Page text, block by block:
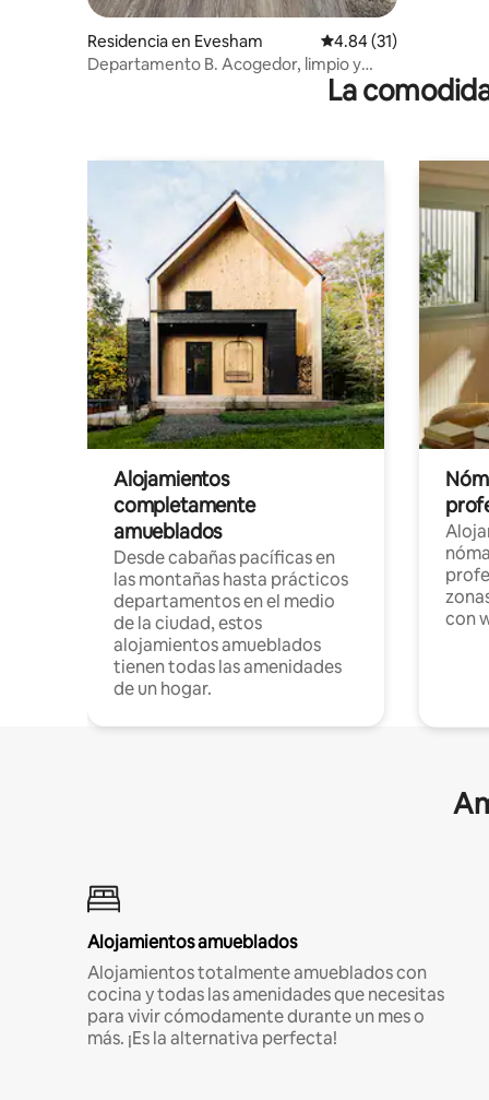
Residencia en Evesham Calificación promedio:
4.84 (31)
Departamento B. Acogedor, limpio y
La
Alojamientos
completamente
amueblados
Desde cabañas pacíficas en
las montañas hasta prácticos
departamentos en el medio
de la ciudad, estos
alojamientos amueblados
tienen todas las amenidades
de un hogar.
con
Alojamientos amueblados
Alojamientos totalmente amueblados con
cocina y todas las amenidades que necesitas
para vivir cómodamente durante un mes o
más. ¡Es la alternativa perfecta!